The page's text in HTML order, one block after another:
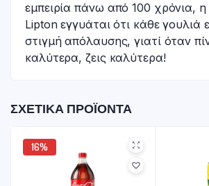
εμπειρία πάνω από 100 χρόνια,
Lipton εγγυάται ότι κάθε γουλιά
στιγμή απόλαυσης, γιατί όταν
καλύτερα, ζεις καλύτερα!
ΣΧΕΤΙΚΆ ΠΡΟΪΌΝΤΑ
16%